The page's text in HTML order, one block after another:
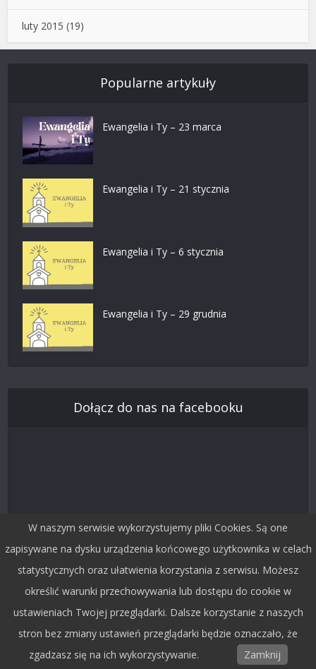
luty 2015 (19)
Popularne artykuły
Ewangelia i Ty – 23 marca
Ewangelia i Ty – 21 stycznia
Ewangelia i Ty – 6 stycznia
Ewangelia i Ty – 29 grudnia
Dołącz do nas na facebooku
Śledź nas na Twitterze
W naszym serwisie wykorzystujemy pliki Cookies. Są one
zapisywane na dysku urządzenia końcowego użytkownika w celach
statystycznych oraz ułatwienia korzystania z serwisu. Możesz
określić warunki przechowywania lub dostępu do cookie w
ustawieniach Twojej przeglądarki. Dalsze korzystanie z naszych
stron bez zmiany ustawień przeglądarki będzie oznaczało, że
zgadzasz się na ich wykorzystywanie.
Zamknij